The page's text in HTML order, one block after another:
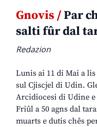
Gnovis /Par
salti fûr dal
Redazion
Lunis ai 11 di Mai a lis
sul Cjiscjel di Udin.
Arcidiocesi di Udine
Friûl a 50 agns dal
muarts e dutis chês